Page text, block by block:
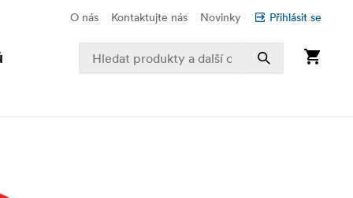
O nás Kontaktujte nás Novinky Přihlásit se